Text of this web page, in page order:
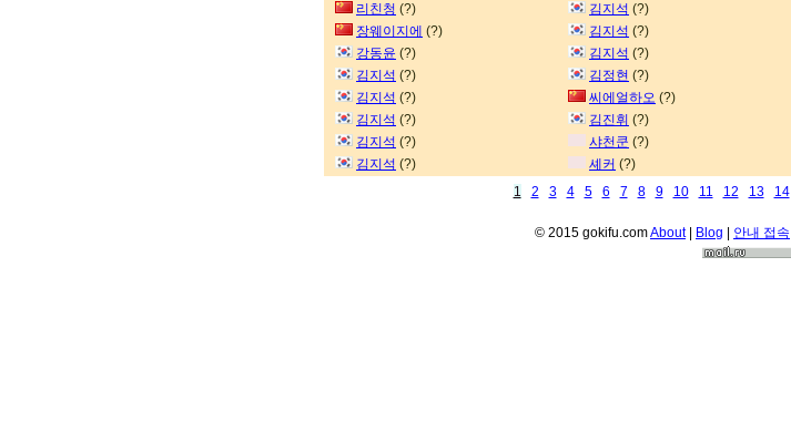
리친청 (?) 김지석 (?)
장웨이지에 (?) 김지석 (?)
강동윤 (?) 김지석 (?)
김지석 (?) 김정현 (?)
김지석 (?) 씨에얼하오 (?)
김지석 (?) 김진휘 (?)
김지석 (?) 샤천쿤 (?)
김지석 (?) 셰커 (?)
1
2 3 4 5 6 7 8 9 10 11 12 13 14
© 2015 gokifu.comAbout| Blog | 안내 접속